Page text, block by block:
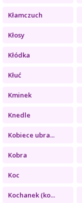
Kłamczuch
Kłosy
Kłódka
Kłuć
Kminek
Knedle
Kobiece ubra...
Kobra
Koc
Kochanek (ko...